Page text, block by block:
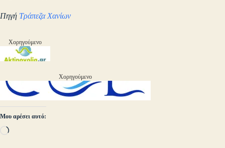
Πηγή Τράπεζα Χανίων
Χορηγούμενο
Χορηγούμενο
Μου αρέσει αυτό:
Loading…